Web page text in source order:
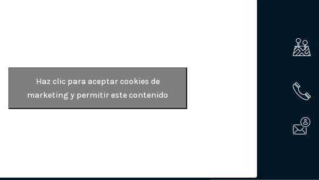
Haz clic para aceptar cookies de
marketing y permitir este contenido